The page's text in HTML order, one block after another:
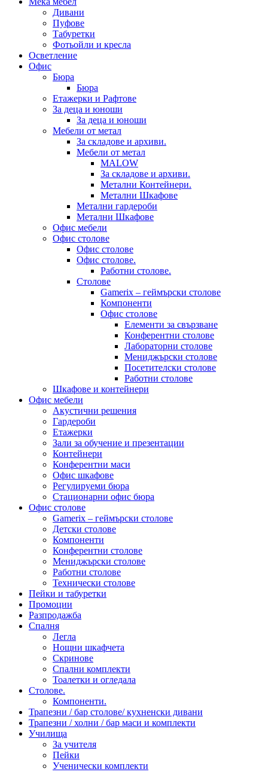
Дивани
Пуфове
Табуретки
Фотьойли и кресла
Осветление
Офис
Бюра
Бюра
Етажерки и Рафтове
За деца и юноши
За деца и юноши
Мебели от метал
За складове и архиви.
Мебели от метал
MALOW
За складове и архиви.
Метални Контейнери.
Метални Шкафове
Метални гардероби
Метални Шкафове
Офис мебели
Офис столове
Офис столове
Офис столове.
Работни столове.
Столове
Gamerix – геймърски столове
Компоненти
Офис столове
Елементи за свързване
Конферентни столове
Лабораторни столове
Мениджърски столове
Посетителски столове
Работни столове
Шкафове и контейнери
Офис мебели
Акустични решения
Гардероби
Етажерки
Зали за обучение и презентации
Контейнери
Конферентни маси
Офис шкафове
Регулируеми бюра
Стационарни офис бюра
Офис столове
Gamerix – геймърски столове
Детски столове
Компоненти
Конферентни столове
Мениджърски столове
Работни столове
Технически столове
Пейки и табуретки
Промоции
Разпродажба
Спалня
Легла
Нощни шкафчета
Скринове
Спални комплекти
Тоалетки и огледала
Столове.
Компоненти.
Трапезни / бар столове/ кухненски дивани
Трапезни / холни / бар маси и комплекти
Училища
За учителя
Пейки
Ученически комплекти